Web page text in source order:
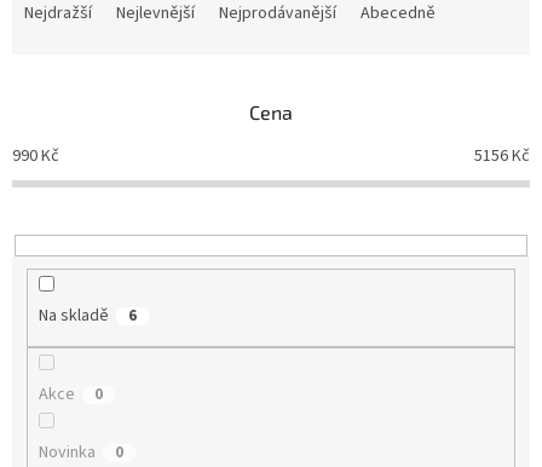
p
u
Nejdražší Nejlevnější Nejprodávanější Abecedně
Cena
990Kč 5156Kč
Na skladě 6
Akce 0
Novinka 0